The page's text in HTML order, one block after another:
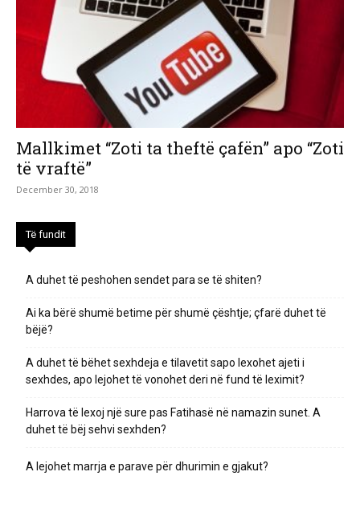
Mallkimet “Zoti ta theftë çafën” apo “Zoti
të vraftë”
December 30, 2018
Të fundit
A duhet të peshohen sendet para se të shiten?
Ai ka bërë shumë betime për shumë çështje; çfarë duhet të
bëjë?
A duhet të bëhet sexhdeja e tilavetit sapo lexohet ajeti i
sexhdes, apo lejohet të vonohet deri në fund të leximit?
Harrova të lexoj një sure pas Fatihasë në namazin sunet. A
duhet të bëj sehvi sexhden?
A lejohet marrja e parave për dhurimin e gjakut?